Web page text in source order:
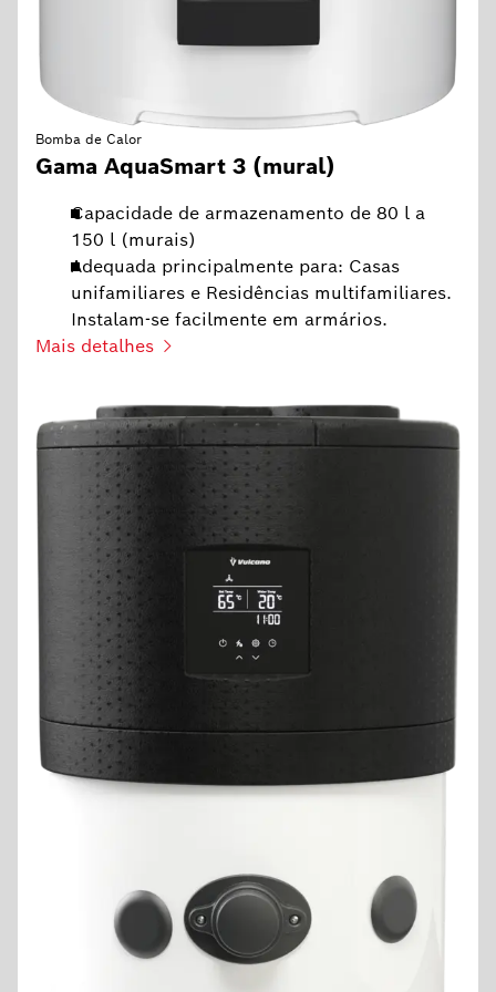
Bomba de Calor
Gama AquaSmart 3 (mural)
Capacidade de armazenamento de 80 l a
150 l (murais)
Adequada principalmente para: Casas
unifamiliares e Residências multifamiliares.
Instalam-se facilmente em armários.
Mais detalhes